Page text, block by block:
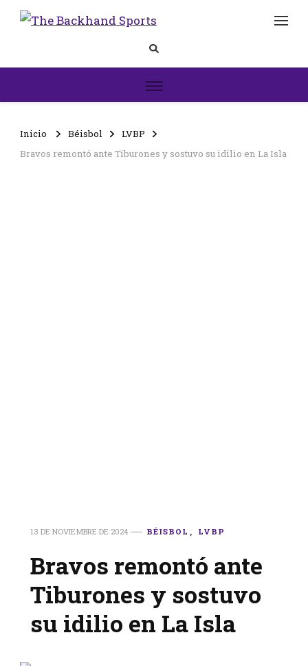
Backhand
Inicio Béisbol
LVBP
Bravos remontó ante Tiburones y sostuvo su idilio en La Isla
13 DE NOVIEMBRE DE 2024 BÉISBOL LVBP
Bravos remontó ante
Tiburones y sostuvo
su idilio en La Isla